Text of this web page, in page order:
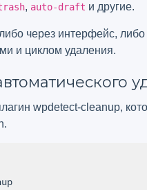
, auto-draft и другие.
через интерфейс,
и циклом удаления.
wpdetect-cleanup,